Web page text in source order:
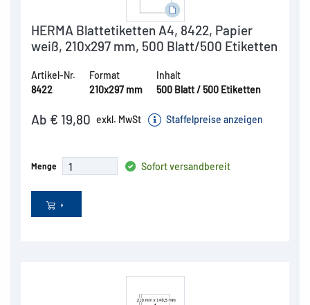
HERMA Blattetiketten A4, 8422, Papier
weiß, 210x297 mm, 500 Blatt/500 Etiketten
Artikel-Nr.
8422
Format
210x297 mm
Inhalt
500 Blatt / 500 Etiketten
Ab € 19,80 exkl. MwSt Staffelpreise anzeigen
Menge Sofort versandbereit